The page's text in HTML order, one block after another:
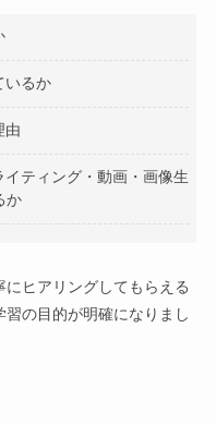
いるか
由
ティング・動画・画像生
か
ヒアリングしてもらえる
の目的が明確になりまし